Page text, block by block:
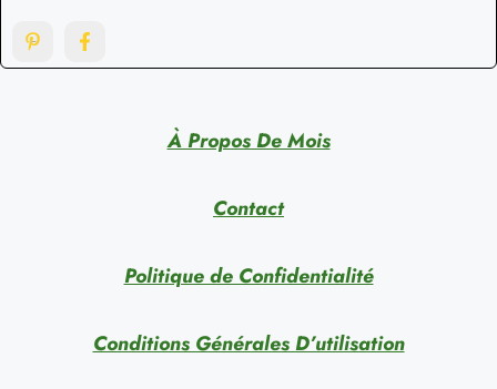
À Propos De Mois
Contact
Politique de Confidentialité
Conditions Générales D’utilisation